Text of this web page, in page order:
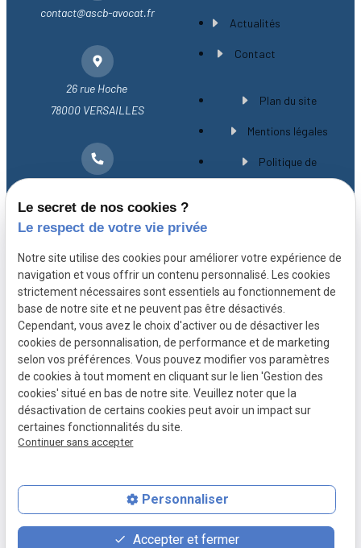
contact@ascb-avocat.fr
26 rue Hoche
78000 VERSAILLES
01 30 21 28 54
Actualités
Contact
Plan du site
Mentions légales
Politique de
A propos
Avocat spécialiste en droit immobilier à
Versailles, Maître CHEVILLARD-BUISSON vous
accompagne avec expérience et rigueur depuis
plus de 20 ans.
place contact_page phone
Le secret de nos cookies ?
Le respect de votre vie privée
Notre site utilise des cookies pour améliorer votre expérience de
navigation et vous offrir un contenu personnalisé. Les cookies
strictement nécessaires sont essentiels au fonctionnement de
base de notre site et ne peuvent pas être désactivés.
Cependant, vous avez le choix d'activer ou de désactiver les
cookies de personnalisation, de performance et de marketing
selon vos préférences. Vous pouvez modifier vos paramètres
de cookies à tout moment en cliquant sur le lien 'Gestion des
cookies' situé en bas de notre site. Veuillez noter que la
désactivation de certains cookies peut avoir un impact sur
certaines fonctionnalités du site.
Continuer sans accepter
Personnaliser
Accepter et fermer